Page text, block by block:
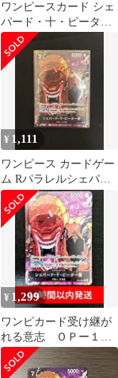
ワンピースカード シェ
パード・十・ピーター
聖 赤パラレル OP13-
084 1枚
¥ 1,111
ワンピース カードゲー
ム Rパラレルシェパー
ド・十・ピーター聖
¥ 1,299
ワンピカード受け継が
れる意志 ＯＰー１３
ＲーＰ０８４シェパー
ド・十・ピーター聖